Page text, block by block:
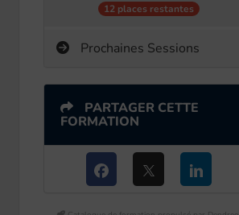
12 places restantes
Prochaines Sessions
PARTAGER CETTE
FORMATION